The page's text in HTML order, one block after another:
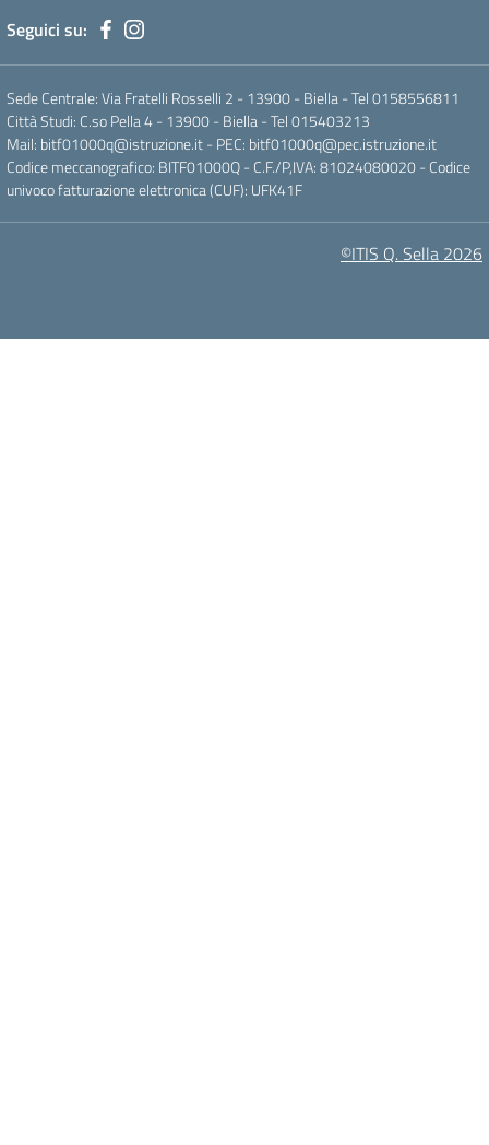
Seguici su:
Sede Centrale: Via Fratelli Rosselli 2 - 13900 - Biella - Tel 0158556811
Città Studi: C.so Pella 4 - 13900 - Biella - Tel 015403213
Mail: bitf01000q@istruzione.it- PEC: bitf01000q@pec.istruzione.it
Codice meccanografico: BITF01000Q - C.F./P,IVA: 81024080020 - Codice
univoco fatturazione elettronica (CUF): UFK41F
©ITIS Q. Sella 2026